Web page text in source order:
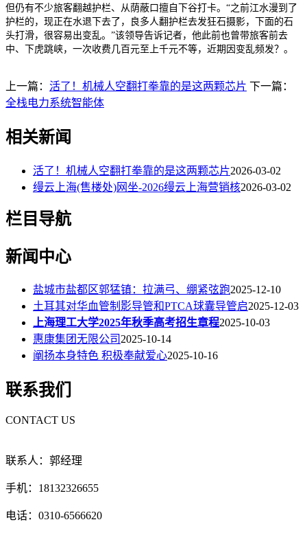
但仍有不少旅客翻越护栏、从荫蔽口擅自下谷打卡。“之前江水漫到了
护栏的，现正在水退下去了，良多人翻护栏去发狂石摄影，下面的石
头打滑，很容易出变乱。”该领导告诉记者，他此前也曾带旅客前去
中、下虎跳峡，一次收费几百元至上千元不等，近期因变乱频发？。
上一篇： 活了！机械人空翻打拳靠的是这两颗芯片 下一篇：
全栈电力系统智能体
相关新闻
活了！机械人空翻打拳靠的是这两颗芯片2026-03-02
缦云上海(售楼处)网坐-2026缦云上海营销核2026-03-02
栏目导航
新闻中心
盐城市盐都区郭猛镇：拉满弓、绷紧弦跑2025-12-10
土耳其对华血管制影导管和PTCA球囊导管启2025-12-03
上海理工大学2025年秋季高考招生章程2025-10-03
惠康集团无限公司2025-10-14
阐扬本身特色 积极奉献爱心2025-10-16
联系我们
CONTACT US
联系人：郭经理
手机：18132326655
电话：0310-6566620